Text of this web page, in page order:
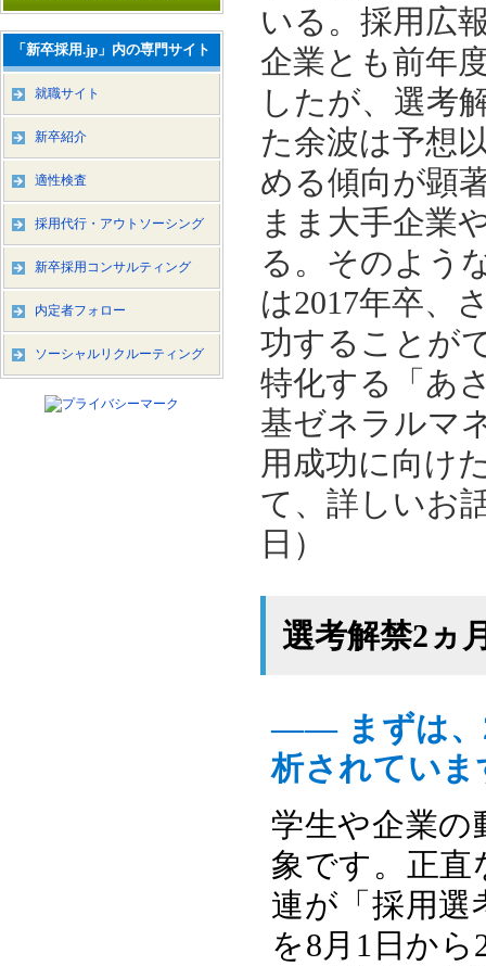
いる。採用広
企業とも前年
したが、選考
た余波は予想
める傾向が顕
まま大手企業
る。そのよう
は2017年卒、
功することが
特化する「あ
基ゼネラルマ
用成功に向け
て、詳しいお
日）
選考解禁2ヵ
―― まずは、
析されていま
学生や企業
象です。正直
連が「採用選
を8月1日か
「新卒採用.jp」内の専門サイト
就職サイト
新卒紹介
適性検査
採用代行・アウトソーシング
新卒採用コンサルティング
内定者フォロー
ソーシャルリクルーティング